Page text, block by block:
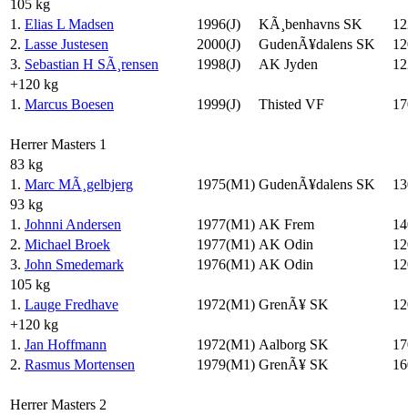
105 kg
1. Elias L Madsen 1996(J) KÃ¸benhavns SK
2. Lasse Justesen 2000(J) GudenÃ¥dalens SK
3. Sebastian H SÃ¸rensen 1998(J) AK Jyden
+120 kg
1. Marcus Boesen 1999(J) Thisted VF
Herrer Masters 1
83 kg
1. Marc MÃ¸gelbjerg 1975(M1) GudenÃ¥dalens SK
93 kg
1. Johnni Andersen 1977(M1) AK Frem
2. Michael Broek 1977(M1) AK Odin
3. John Smedemark 1976(M1) AK Odin
105 kg
1. Lauge Fredhave 1972(M1) GrenÃ¥ SK
+120 kg
1. Jan Hoffmann 1972(M1) Aalborg SK
2. Rasmus Mortensen 1979(M1) GrenÃ¥ SK
Herrer Masters 2